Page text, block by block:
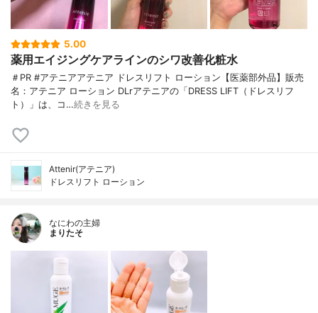
5.00
薬用エイジングケアラインのシワ改善化粧水
＃PR #アテニアアテニア ドレスリフト ローション【医薬部外品】販売
名：アテニア ローション DLrアテニアの「DRESS LIFT（ドレスリフ
ト）」は、コ…続きを見る
Attenir(アテニア)
ドレスリフト ローション
なにわの主婦
まりたそ